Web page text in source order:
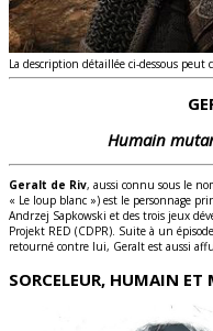
La description détaillée ci-dessous peut
Humain
Geralt de Riv, aussi connu sous le
« Le loup blanc ») est le personnage
Andrzej Sapkowski et des trois jeux
Projekt RED (CDPR). Suite à un
retourné contre lui, Geralt est aussi
SORCELEUR, HUMAIN